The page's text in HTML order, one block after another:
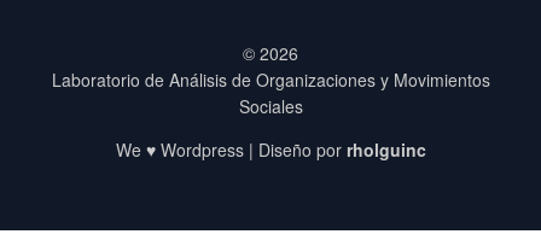
© 2026
Laboratorio de Análisis de Organizaciones y Movimientos
Sociales
We ♥ Wordpress | Diseño por rholguinc